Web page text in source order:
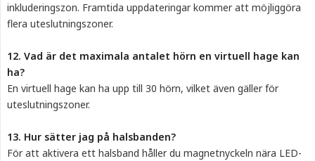
inkluderingszon. Framtida uppdateringar kommer att möjliggöra
flera uteslutningszoner.
12. Vad är det maximala antalet hörn en virtuell hage kan
ha?
En virtuell hage kan ha upp till 30 hörn, vilket även gäller för
uteslutningszoner.
13. Hur sätter jag på halsbanden?
För att aktivera ett halsband håller du magnetnyckeln nära LED-